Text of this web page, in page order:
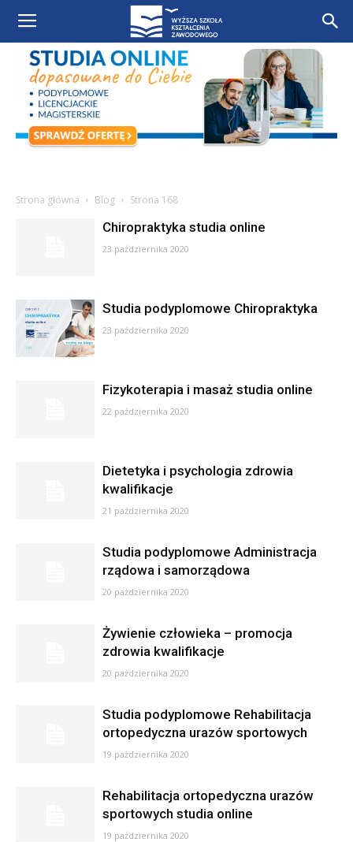
Strona główna Blog Strona 168
Chiropraktyka studia online
23 października 2020
Studia podyplomowe Chiropraktyka
23 października 2020
Fizykoterapia i masaż studia online
22 października 2020
Dietetyka i psychologia zdrowia
kwalifikacje
21 października 2020
Studia podyplomowe Administracja
rządowa i samorządowa
20 października 2020
Żywienie człowieka – promocja
zdrowia kwalifikacje
20 października 2020
Studia podyplomowe Rehabilitacja
ortopedyczna urazów sportowych
19 października 2020
Rehabilitacja ortopedyczna urazów
sportowych studia online
19 października 2020